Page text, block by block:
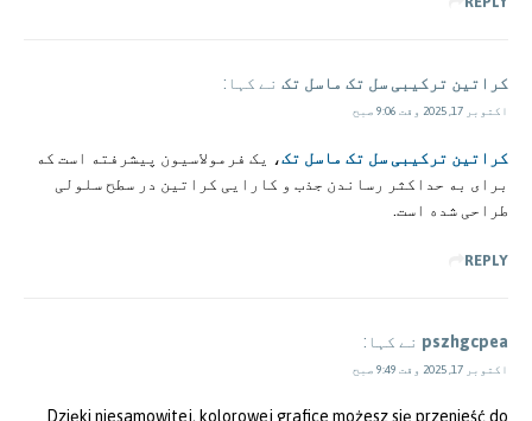
کراتین ترکیبی سل تک ماسل تک نے کہا:
اکتوبر 17, 2025 وقت 9:06 صبح
کراتین ترکیبی سل تک ماسل تک، یک فرمولاسیون پیشرفته است که
برای به حداکثر رساندن جذب و کارایی کراتین در سطح سلولی
طراحی شده است.
REPLY
pszhgcpea نے کہا:
اکتوبر 17, 2025 وقت 9:49 صبح
Dzięki niesamowitej, kolorowej grafice możesz się przenieść do